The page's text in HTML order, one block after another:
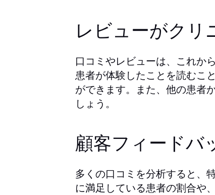
レビューがクリ
口コミやレビューは、これか
患者が体験したことを読むこ
ができます。また、他の患者
しょう。
顧客フィードバ
多くの口コミを分析すると、
に満足している患者の割合や